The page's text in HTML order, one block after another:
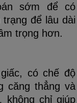
sớm để có
để lâu dài
trọng hơn.
có chế độ
căng thẳng và
không chỉ giúp